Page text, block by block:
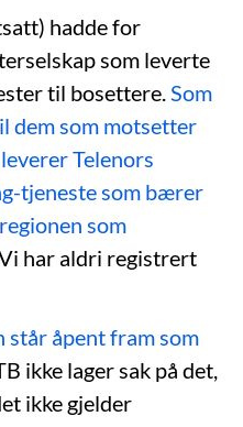
hadde for
som leverte
til bosettere.Som
dem som motsetter
Telenors
tjeneste som bærer
som
har aldri registrert
åpent fram som
ikke lager sak på det,
ikke gjelder